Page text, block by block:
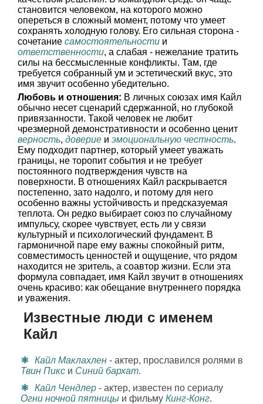
становится человеком, на которого можно
опереться в сложный момент, потому что умеет
сохранять холодную голову. Его сильная сторона -
сочетание самостоятельности и
ответственности, а слабая - нежелание тратить
силы на бессмысленные конфликты. Там, где
требуется собранный ум и эстетический вкус, это
имя звучит особенно убедительно.
Любовь и отношения: В личных союзах имя Кайл
обычно несет сценарий сдержанной, но глубокой
привязанности. Такой человек не любит
чрезмерной демонстративности и особенно ценит
верность, доверие и эмоциональную честность.
Ему подходит партнер, который умеет уважать
границы, не торопит события и не требует
постоянного подтверждения чувств на
поверхности. В отношениях Кайл раскрывается
постепенно, зато надолго, и потому для него
особенно важны устойчивость и предсказуемая
теплота. Он редко выбирает союз по случайному
импульсу, скорее чувствует, есть ли у связи
культурный и психологический фундамент. В
гармоничной паре ему важны спокойный ритм,
совместимость ценностей и ощущение, что рядом
находится не зритель, а соавтор жизни. Если эта
формула совпадает, имя Кайл звучит в отношениях
очень красиво: как обещание внутреннего порядка
и уважения.
Известные люди с именем
Кайл
Кайл Маклахлен - актер, прославился ролями в
Твин Пикс и Синий бархат.
Кайл Чендлер - актер, известен по сериалу
Огни ночной пятницы и фильму Кинг-Конг.